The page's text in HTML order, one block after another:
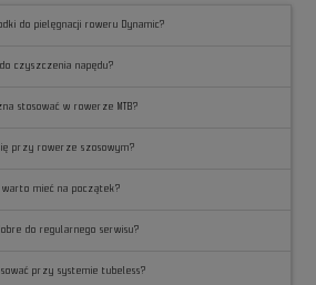
do pielęgnacji roweru Dynamic?
czyszczenia napędu?
stosować w rowerze MTB?
przy rowerze szosowym?
mieć na początek?
do regularnego serwisu?
przy systemie tubeless?